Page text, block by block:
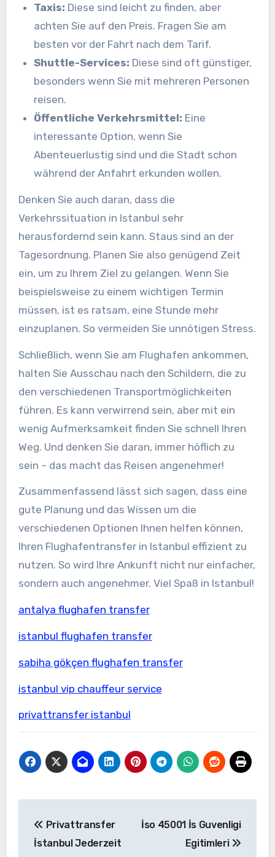
Taxis: Diese sind leicht zu finden, aber
achten Sie auf den Preis. Fragen Sie am
besten vor der Fahrt nach dem Tarif.
Shuttle-Services: Diese sind oft günstiger,
besonders wenn Sie mit mehreren Personen
reisen.
Öffentliche Verkehrsmittel: Eine
interessante Option, wenn Sie
Abenteuerlustig sind und die Stadt schon
während der Anfahrt erkunden wollen.
Denken Sie auch daran, dass die
Verkehrssituation in Istanbul sehr
herausfordernd sein kann. Staus sind an der
Tagesordnung. Planen Sie also genügend Zeit
ein, um zu Ihrem Ziel zu gelangen. Wenn Sie
beispielsweise zu einem wichtigen Termin
müssen, ist es ratsam, eine Stunde mehr
einzuplanen. So vermeiden Sie unnötigen Stress.
Schließlich, wenn Sie am Flughafen ankommen,
halten Sie Ausschau nach den Schildern, die zu
den verschiedenen Transportmöglichkeiten
führen. Es kann verwirrend sein, aber mit ein
wenig Aufmerksamkeit finden Sie schnell Ihren
Weg. Und denken Sie daran, immer höflich zu
sein – das macht das Reisen angenehmer!
Zusammenfassend lässt sich sagen, dass eine
gute Planung und das Wissen um die
verschiedenen Optionen Ihnen helfen können,
Ihren Flughafentransfer in Istanbul effizient zu
nutzen. So wird Ihre Ankunft nicht nur einfacher,
sondern auch angenehmer. Viel Spaß in Istanbul!
antalya flughafen transfer
istanbul flughafen transfer
sabiha gökçen flughafen transfer
istanbul vip chauffeur service
privattransfer istanbul
gezinmesi
Privattransfer
İstanbul Jederzeit
İso 45001 İs Guvenligi
Egitimleri